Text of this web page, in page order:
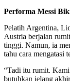
Performa Messi
Pelatih Argentina,
Austria berjalan
tinggi. Namun, ia
tahu cara mengatasi
“Tadi itu rumit.
butuhkan jelang